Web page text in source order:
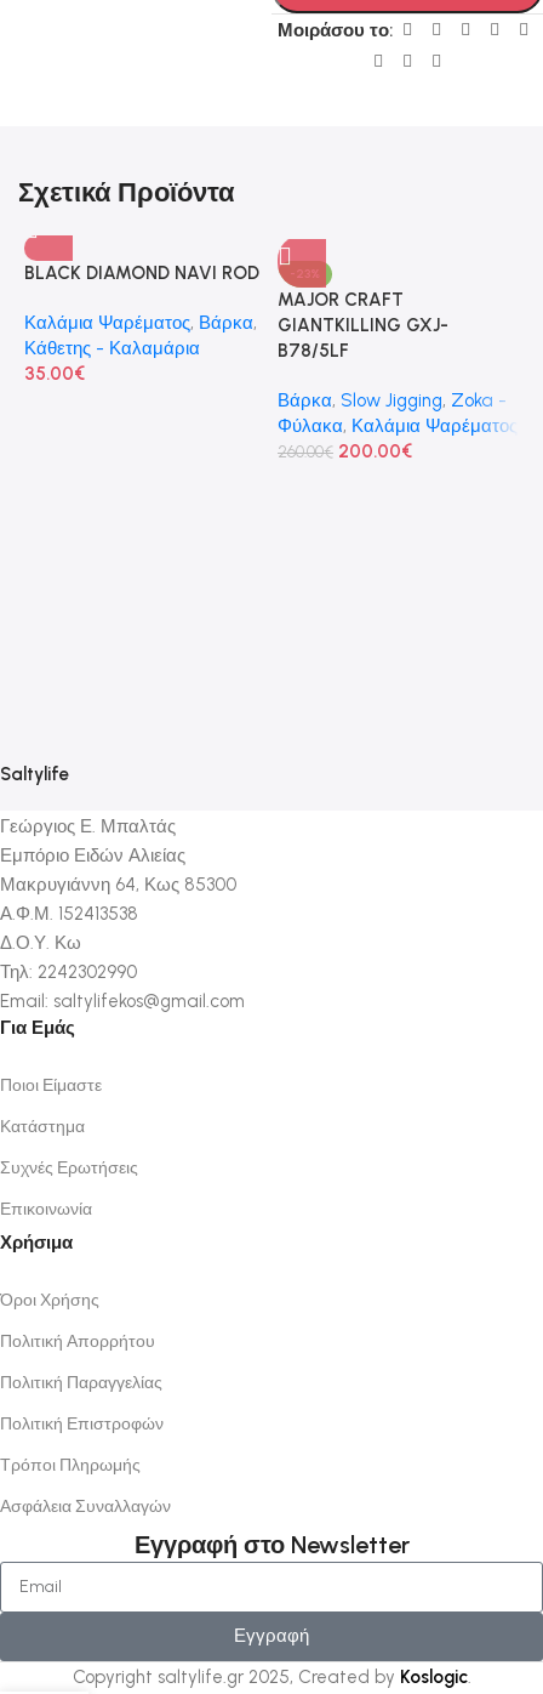
Μοιράσου το:
Σχετικά Προϊόντα
BLACK DIAMOND NAVI ROD
Καλάμια Ψαρέματος, Βάρκα,
Κάθετης - Καλαμάρια
35.00€
-23%
MAJOR CRAFT
GIANTKILLING GXJ-
B78/5LF
Βάρκα, Slow Jigging, Zoka -
Φύλακα, Καλάμια Ψαρέματος
260.00€ 200.00€
Saltylife
Γεώργιος Ε. Μπαλτάς
Εμπόριο Ειδών Αλιείας
Μακρυγιάννη 64, Κως 85300
Α.Φ.Μ. 152413538
Δ.Ο.Υ. Κω
Τηλ: 2242302990
Email: saltylifekos@gmail.com
Για Εμάς
Ποιοι Είμαστε
Κατάστημα
Συχνές Ερωτήσεις
Επικοινωνία
Χρήσιμα
Όροι Χρήσης
Πολιτική Απορρήτου
Πολιτική Παραγγελίας
Πολιτική Επιστροφών
Τρόποι Πληρωμής
Ασφάλεια Συναλλαγών
Εγγραφή στο Newsletter
Εγγραφή
Copyright saltylife.gr 2025, Created by Koslogic.